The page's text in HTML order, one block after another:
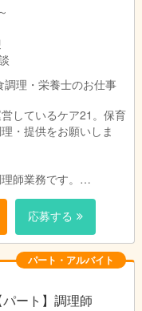
理・栄養士のお仕事
しているケア21。保育
・提供をお願いしま
師業務です。
。
きるので、ご意見
キルアップも期待でき
応募する
パート・アルバイト
ート】調理師